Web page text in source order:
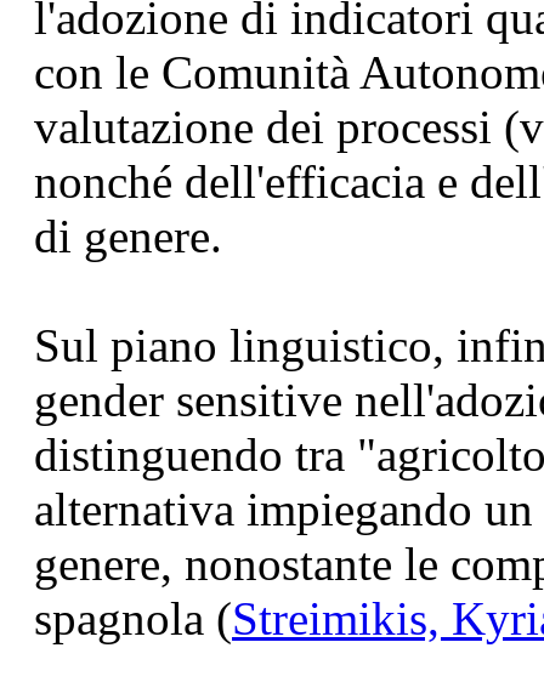
l'adozione di indicatori
con le Comunità
valutazione dei processi
nonché dell'efficacia e
di genere.
Sul piano linguistico,
gender sensitive
distinguendo tra
alternativa impiegando
genere, nonostante le
spagnola (Streimikis,